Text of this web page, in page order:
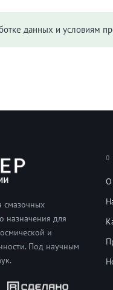
данных и условиям
смазочных
назначения для
и
Под научным
О
О